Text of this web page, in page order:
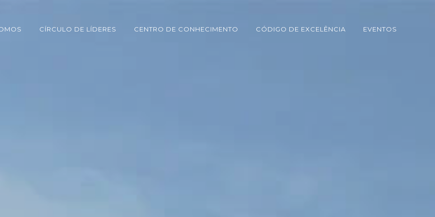
CÍRCULO DE LÍDERES CENTRO DE CONHECIMENTO CÓDIGO DE EXCELÊNCIA EVENTOS